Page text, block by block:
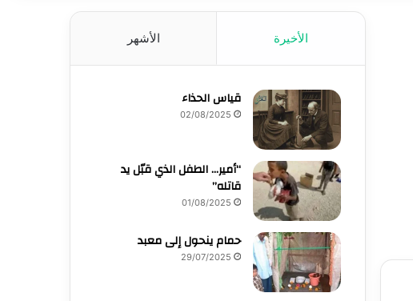
الأخيرة الأشهر
قياس الحذاء
02/08/2025
“أمير… الطفل الذي قبّل يد
قاتله”
01/08/2025
حمام ينحول إلى معبد
29/07/2025